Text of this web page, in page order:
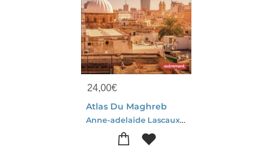
24,00€
Atlas Du Maghreb
Anne-adelaide Lascaux-Benjamin Badier-Guillaume Balavoine